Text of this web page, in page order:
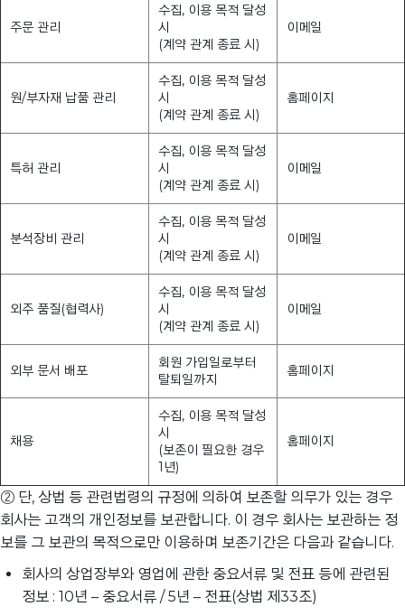
주문 관리
수집, 이용 목적 달성
시
(계약 관계 종료 시)
이메일
원/부자재 납품 관리
수집, 이용 목적 달성
시
(계약 관계 종료 시)
홈페이지
특허 관리
수집, 이용 목적 달성
시
(계약 관계 종료 시)
이메일
분석장비 관리
수집, 이용 목적 달성
시
(계약 관계 종료 시)
이메일
외주 품질(협력사)
수집, 이용 목적 달성
시
(계약 관계 종료 시)
이메일
외부 문서 배포
회원 가입일로부터
탈퇴일까지
홈페이지
채용
수집, 이용 목적 달성
시
(보존이 필요한 경우
1년)
홈페이지
② 단, 상법 등 관련법령의 규정에 의하여 보존할 의무가 있는 경우
회사는 고객의 개인정보를 보관합니다. 이 경우 회사는 보관하는 정
보를 그 보관의 목적으로만 이용하며 보존기간은 다음과 같습니다.
회사의 상업장부와 영업에 관한 중요서류 및 전표 등에 관련된
정보 : 10년 – 중요서류 / 5년 – 전표(상법 제33조)